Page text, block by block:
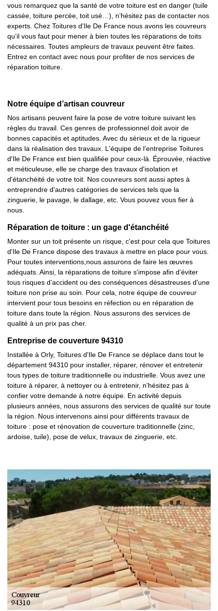
vous remarquez que la santé de votre toiture est en danger (tuile
cassée, toiture percée, toit usé…), n’hésitez pas de contacter nos
experts. Chez Toitures d'Ile De France nous avons les couvreurs
qu’il vous faut pour mener à bien toutes les réparations de toits
nécessaires. Toutes ampleurs de travaux peuvent être faites.
Entrez en contact avec nous pour profiter de nos services de
réparation toiture.
Notre équipe d’artisan couvreur
Nos artisans peuvent faire la pose de votre toiture suivant les
règles du travail. Ces genres de professionnel doit avoir de
bonnes capacités et aptitudes. Avec du sérieux et de la rigueur
dans la réalisation des travaux. L'équipe de l’entreprise Toitures
d'Ile De France est bien qualifiée pour ceux-là. Éprouvée, réactive
et méticuleuse, elle se charge des travaux d'isolation et
d'étanchéité de votre toit. Nos couvreurs sont aussi aptes à
entreprendre d'autres catégories de services tels que la
zinguerie, le pavage, le dallage, etc. Vous pouvez vous fier à
nous.
Réparation de toiture : un gage d'étanchéité
Monter sur un toit présente un risque, c'est pour cela que Toitures
d'Ile De France dispose des travaux à mettre en place pour vous.
Pour toutes interventions,nous assurons de faire les œuvres
adéquats. Ainsi, la réparations de toiture s'impose afin d’éviter
tous risques d’accident ou des conséquences désastreuses d'une
toiture non prise au soin. Pour cela, notre équipe de couvreur
intervient pour tous besoins en réfection ou en réparation de
toiture dans toute la région. Nous assurons des services de
qualité à un prix pas cher.
Entreprise de couverture 94310
Installée à Orly, Toitures d'Ile De France se déplace dans tout le
département 94310 pour installer, réparer, rénover et entretenir
tous types de toiture traditionnelle ou industrielle. Vous avez une
toiture à réparer, à nettoyer ou à entretenir, n'hésitez pas à
confier votre demande à notre équipe. En activité depuis
plusieurs années, nous assurons des services de qualité sur toute
la région. Nous intervenons ainsi pour différents travaux de
toiture : pose et rénovation de couverture traditionnelle (zinc,
ardoise, tuile), pose de velux, travaux de zinguerie, etc.